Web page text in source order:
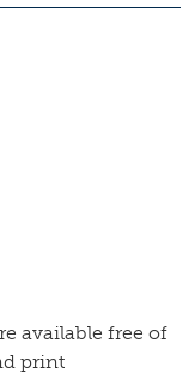
available free of
print